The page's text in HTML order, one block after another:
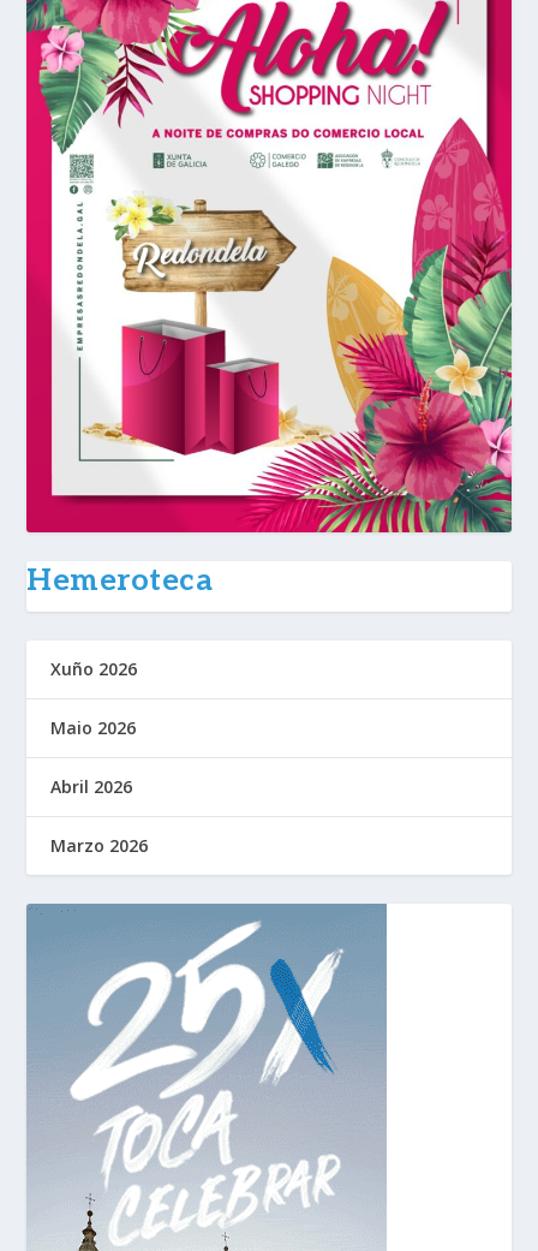
Hemeroteca
Xuño 2026
Maio 2026
Abril 2026
Marzo 2026